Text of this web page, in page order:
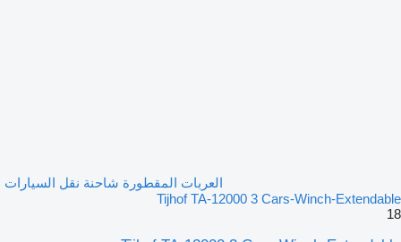
العربات المقطورة شاحنة نقل السيارات
Tijhof TA-12000 3 Cars-Winch-Extendable
18